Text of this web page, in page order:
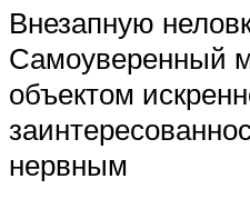
Внезапную
Самоуверенный
объектом
нервным